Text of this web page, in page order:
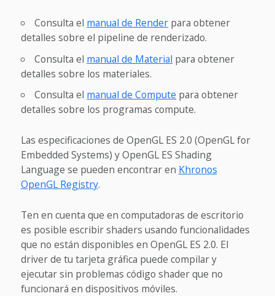
Consulta el manual de Render para obtener
detalles sobre el pipeline de renderizado.
Consulta el manual de Material para obtener
detalles sobre los materiales.
Consulta el manual de Compute para obtener
detalles sobre los programas compute.
Las especificaciones de OpenGL ES 2.0 (OpenGL for
Embedded Systems) y OpenGL ES Shading
Language se pueden encontrar en Khronos
OpenGL Registry.
Ten en cuenta que en computadoras de escritorio
es posible escribir shaders usando funcionalidades
que no están disponibles en OpenGL ES 2.0. El
driver de tu tarjeta gráfica puede compilar y
ejecutar sin problemas código shader que no
funcionará en dispositivos móviles.